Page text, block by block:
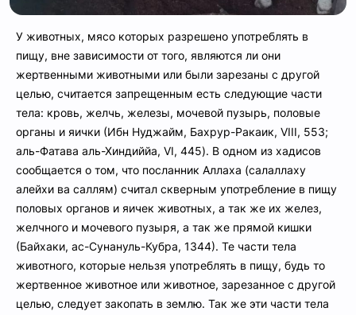
У животных, мясо которых разрешено употреблять в
пищу, вне зависимости от того, являются ли они
жертвенными животными или были зарезаны с другой
целью, считается запрещенным есть следующие части
тела: кровь, желчь, железы, мочевой пузырь, половые
органы и яички (Ибн Нуджайм, Бахрур-Ракаик, VIII, 553;
аль-Фатава аль-Хиндиййа, VI, 445). В одном из хадисов
сообщается о том, что посланник Аллаха (салаллаху
алейхи ва саллям) считал скверным употребление в пищу
половых органов и яичек животных, а так же их желез,
желчного и мочевого пузыря, а так же прямой кишки
(Байхаки, ас-Сунануль-Кубра, 1344). Те части тела
животного, которые нельзя употреблять в пищу, будь то
жертвенное животное или животное, зарезанное с другой
целью, следует закопать в землю. Так же эти части тела